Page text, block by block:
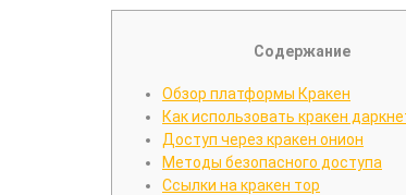
Содержание
Обзор платформы Кракен
Как использовать кракен
Доступ через кракен онион
Методы безопасного доступа
Ссылки на кракен тор